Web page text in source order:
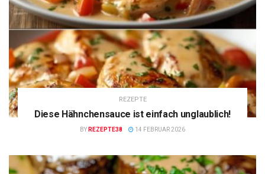
REZEPTE
Diese Hähnchensauce ist einfach unglaublich!
BY REZEPTE38 14 FEBRUAR 2026